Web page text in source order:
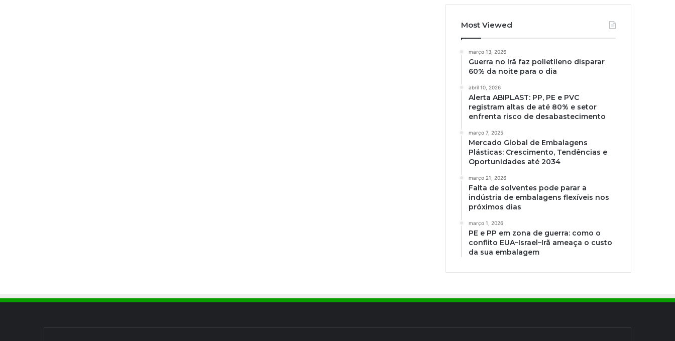
Most Viewed
março 13, 2026
Guerra no Irã faz polietileno disparar
60% da noite para o dia
abril 10, 2026
Alerta ABIPLAST: PP, PE e PVC
registram altas de até 80% e setor
enfrenta risco de desabastecimento
março 7, 2025
Mercado Global de Embalagens
Plásticas: Crescimento, Tendências e
Oportunidades até 2034
março 21, 2026
Falta de solventes pode parar a
indústria de embalagens flexíveis nos
próximos dias
março 1, 2026
PE e PP em zona de guerra: como o
conflito EUA–Israel–Irã ameaça o custo
da sua embalagem